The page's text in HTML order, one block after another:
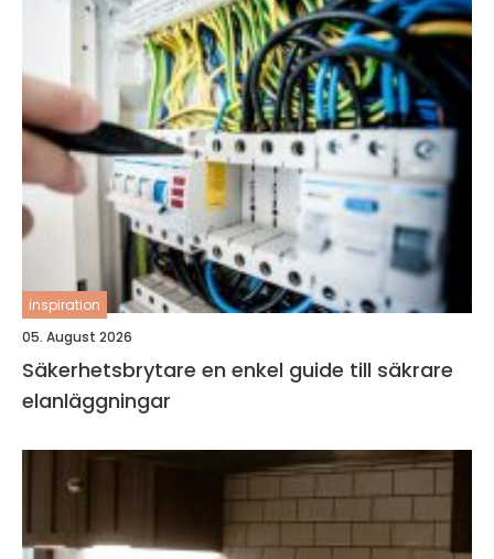
inspiration
05. August 2026
Säkerhetsbrytare en enkel guide till säkrare
elanläggningar